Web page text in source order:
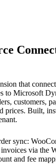
that
to Microsoft
customers,
prices. Built,
sync:
invoices via the
and fee